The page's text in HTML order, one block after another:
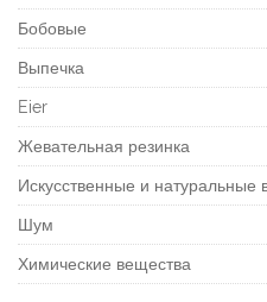
Бобовые
Выпечка
Eier
Жевательная резинка
Искусственные и
Шум
Химические вещества